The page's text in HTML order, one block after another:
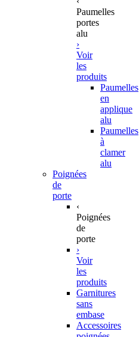
Paumelles
portes
alu
›
Voir
les
produits
Paumelles
en
applique
alu
Paumelles
à
clamer
alu
Poignées
de
porte
‹
Poignées
de
porte
›
Voir
les
produits
Garnitures
sans
embase
Accessoires